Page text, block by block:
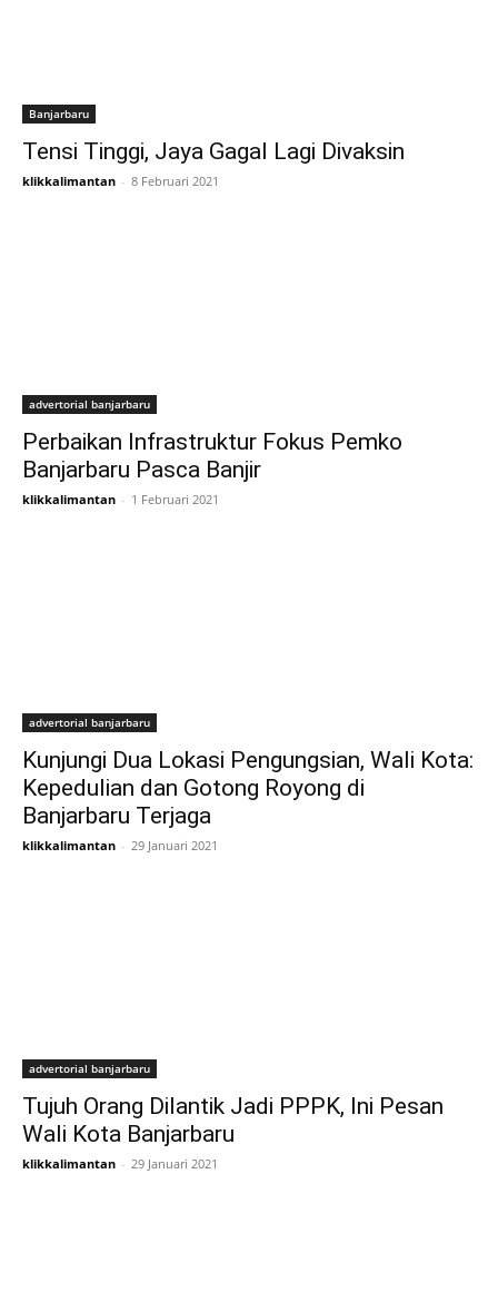
Banjarbaru
Tensi Tinggi, Jaya Gagal Lagi Divaksin
klikkalimantan - 8 Februari 2021
advertorial banjarbaru
Perbaikan Infrastruktur Fokus Pemko
Banjarbaru Pasca Banjir
klikkalimantan - 1 Februari 2021
advertorial banjarbaru
Kunjungi Dua Lokasi Pengungsian, Wali Kota:
Kepedulian dan Gotong Royong di
Banjarbaru Terjaga
klikkalimantan - 29 Januari 2021
advertorial banjarbaru
Tujuh Orang Dilantik Jadi PPPK, Ini Pesan
Wali Kota Banjarbaru
klikkalimantan - 29 Januari 2021